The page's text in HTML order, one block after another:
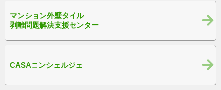
マンション外壁タイル
剥離問題解決支援センター
CASAコンシェルジェ